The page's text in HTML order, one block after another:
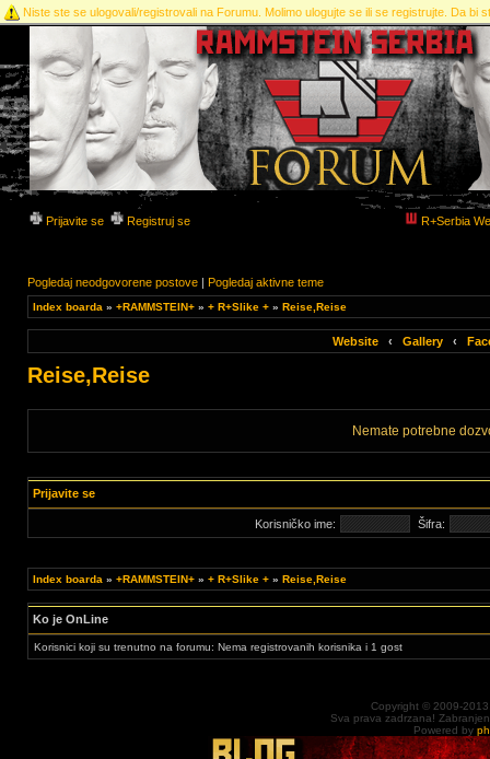
Niste ste se ulogovali/registrovali na Forumu. Molimo ulogujte se ili se registrujte. Da bi
Prijavite se Registruj se R+Serbia
Pogledaj neodgovorene postove | Pogledaj aktivne teme
Index boarda » +RAMMSTEIN+ » + R+Slike + » Reise,Reise
Website ‹ Gallery ‹
Reise,Reise
Nemate potrebne
Prijavite se
Korisničko ime: Šifra:
Index boarda » +RAMMSTEIN+ » + R+Slike + » Reise,Reise
Ko je OnLine
Korisnici koji su trenutno na forumu: Nema registrovanih korisnika i 1 gost
Copyright © 2009-
Sva prava zadrzana!
Powered by